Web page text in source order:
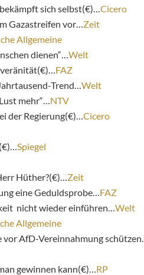
sich selbst(€)… Cicero
Gazastreifen vor… Zeit
Allgemeine
dienen“… Welt
FAZ
Trend… Welt
mehr“… NTV
der Regierung(€)… Cicero
Spiegel
Hüther?(€)… Zeit
eine Geduldsprobe… FAZ
nicht wieder einführen… Welt
Allgemeine
AfD-Vereinnahmung schützen…
gewinnen kann(€)… RP